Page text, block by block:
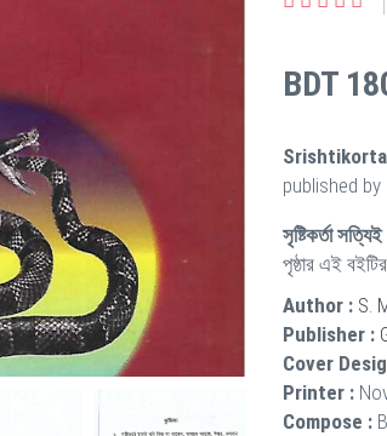
BDT
published by
সৃষ্টিকর্তা
পৃষ্ঠার এই
Author : S.
Publisher :
Cover
Printer :
Compose :